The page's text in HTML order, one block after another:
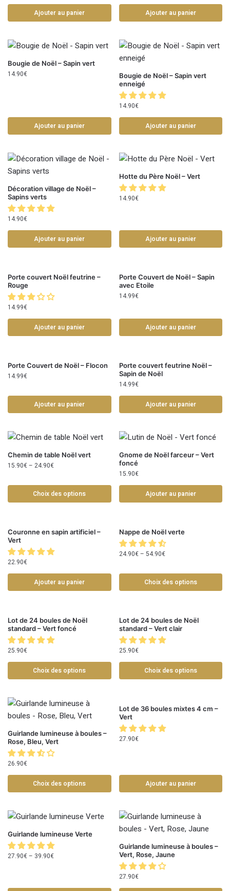
Ajouter au panier Ajouter au panier
Bougie de Noël – Sapin vert
14.90€
Ajouter au panier
Bougie de Noël – Sapin vert
enneigé
14.90€
Ajouter au panier
Décoration village de Noël –
Sapins verts
14.90€
Ajouter au panier
Hotte du Père Noël – Vert
14.90€
Ajouter au panier
Porte couvert Noël feutrine –
Rouge
14.99€
Ajouter au panier
Porte Couvert de Noël – Sapin
avec Etoile
14.99€
Ajouter au panier
Porte Couvert de Noël – Flocon
14.99€
Ajouter au panier
Porte couvert feutrine Noël –
Sapin de Noël
14.99€
Ajouter au panier
Chemin de table Noël vert
15.90€– 24.90€
Choix des options
Gnome de Noël farceur – Vert
foncé
15.90€
Ajouter au panier
Couronne en sapin artificiel –
Vert
22.90€
Ajouter au panier
Nappe de Noël verte
24.90€– 54.90€
Choix des options
Lot de 24 boules de Noël
standard – Vert foncé
25.90€
Choix des options
Lot de 24 boules de Noël
standard – Vert clair
25.90€
Choix des options
Guirlande lumineuse à boules –
Rose, Bleu, Vert
26.90€
Choix des options
Lot de 36 boules mixtes 4 cm –
Vert
27.90€
Ajouter au panier
Guirlande lumineuse Verte
27.90€– 39.90€
Guirlande lumineuse à boules –
Vert, Rose, Jaune
27.90€